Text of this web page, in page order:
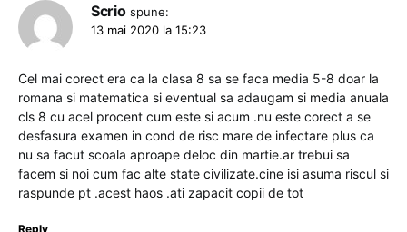
Scrio spune:
13 mai 2020 la 15:23
Cel mai corect era ca la clasa 8 sa se faca media 5-8 doar la
romana si matematica si eventual sa adaugam si media anuala
cls 8 cu acel procent cum este si acum .nu este corect a se
desfasura examen in cond de risc mare de infectare plus ca
nu sa facut scoala aproape deloc din martie.ar trebui sa
facem si noi cum fac alte state civilizate.cine isi asuma riscul si
raspunde pt .acest haos .ati zapacit copii de tot
Reply